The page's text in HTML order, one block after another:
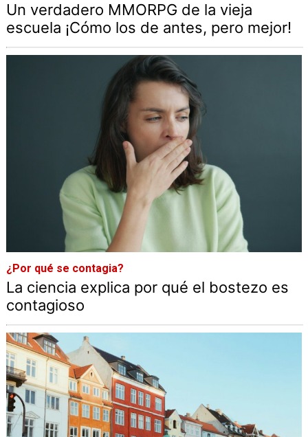
Un verdadero MMORPG de la vieja
escuela ¡Cómo los de antes, pero mejor!
¿Por qué se contagia?
La ciencia explica por qué el bostezo es
contagioso